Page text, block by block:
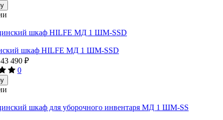
шкаф HILFE МД 1 ШМ-SSD
43 490 ₽
0